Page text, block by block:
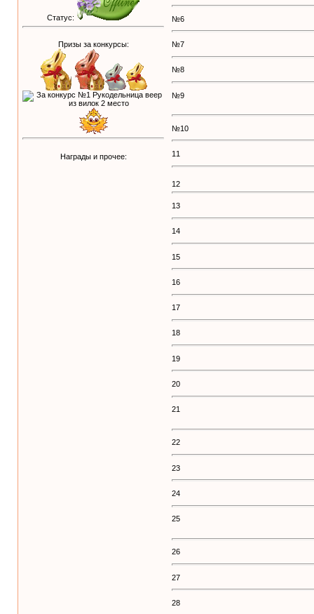
Статус:
Призы за конкурсы:
Награды и прочее:
№6
№7
№8
№9
№10
11
12
13
14
15
16
17
18
19
20
21
22
23
24
25
26
27
28